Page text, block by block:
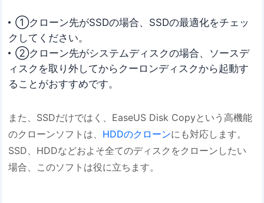
①クローン先がSSDの場合、SSDの最適化をチェッ
クしてください。
②クローン先がシステムディスクの場合、ソースデ
ィスクを取り外してからクーロンディスクから起動す
ることがおすすめです。
また、SSDだけではく、EaseUS Disk Copyという高機能
のクローンソフトは、 HDDのクローンにも対応します。
SSD、HDDなどおよそ全てのディスクをクローンしたい
場合、このソフトは役に立ちます。